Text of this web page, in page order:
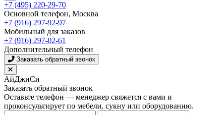
+7 (495) 220-29-70
Основной телефон, Москва
+7 (916) 297-92-97
Мобильный для заказов
+7 (916) 297-02-61
Дополнительный телефон
Заказать обратный звонок
АйДжиСи
Заказать обратный звонок
Оставьте телефон — менеджер свяжется с вами и
проконсультирует по мебели, сукну или оборудованию.